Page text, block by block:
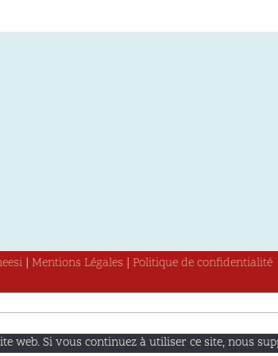
| Mentions Légales
Politique de confidentialité
Si vous continuez à utiliser ce site, nous